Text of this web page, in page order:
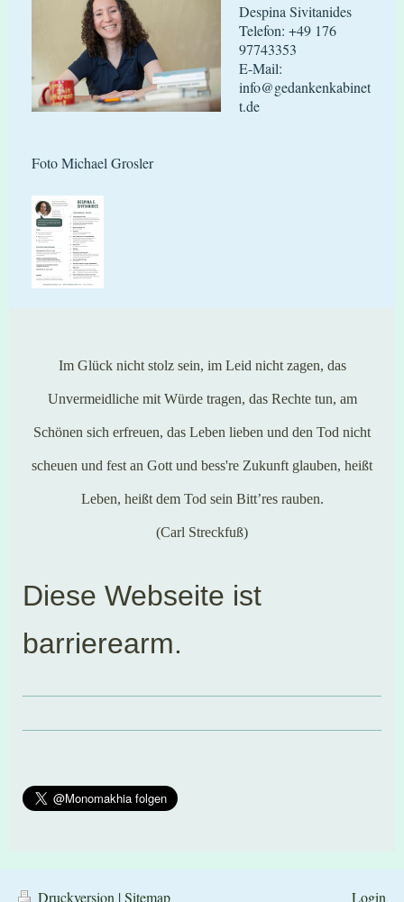
Despina Sivitanides
Telefon: +49 176
97743353
E-Mail:
info@gedankenkabinet
t.de
Foto Michael Grosler
Im Glück nicht stolz sein, im Leid nicht zagen, das
Unvermeidliche mit Würde tragen, das Rechte tun, am
Schönen sich erfreuen, das Leben lieben und den Tod nicht
scheuen und fest an Gott und bess're Zukunft glauben, heißt
Leben, heißt dem Tod sein Bitt’res rauben.
(Carl Streckfuß)
Diese Webseite ist
barrierearm.
Druckversion |Sitemap Login